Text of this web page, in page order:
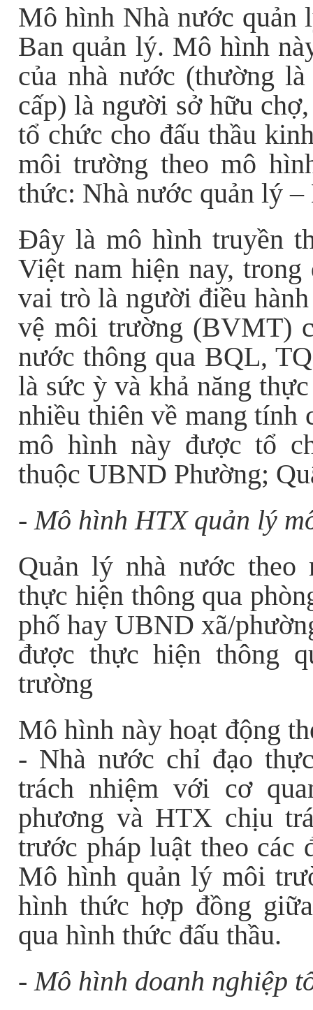
Mô hình Nhà nước quản
Ban quản lý. Mô hình
của nhà nước (thường
cấp) là người sở hữu
tổ chức cho đấu thầu
môi trường theo mô
thức: Nhà nước quản lý
Đây là mô hình truyền
Việt nam hiện nay,
vai trò là người điều
vệ môi trường (BVMT)
nước thông qua BQL,
là sức ỳ và khả năng
nhiều thiên về mang tính
mô hình này được tổ
thuộc UBND Phường;
- Mô hình HTX quản lý
Quản lý nhà nước
thực hiện thông qua
phố hay UBND xã/
được thực hiện thông
trường
Mô hình này hoạt động
- Nhà nước chỉ đạo
trách nhiệm với cơ
phương và HTX chịu
trước pháp luật theo các
Mô hình quản lý môi
hình thức hợp đồng
qua hình thức đấu thầu.
- Mô hình doanh nghiệp